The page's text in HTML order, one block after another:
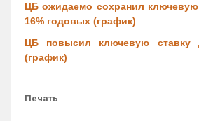
ЦБ ожидаемо сохранил ключевую
16% годовых (график)
ЦБ повысил ключевую ставку
(график)
Печать